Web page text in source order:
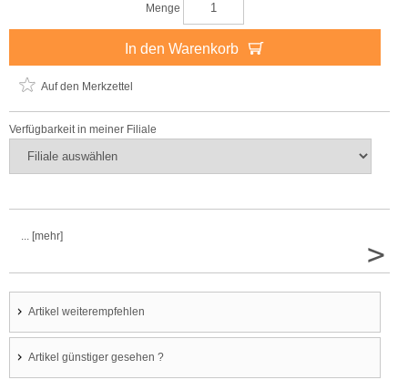
Menge
In den Warenkorb
Auf den Merkzettel
Verfügbarkeit in meiner Filiale
... [mehr]
>
Artikel weiterempfehlen
Artikel günstiger gesehen ?